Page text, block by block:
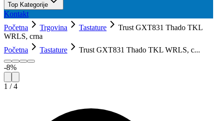
Top Kategorije
Kontakt
Početna
Trgovina Tastature
Trust GXT831 Thado TKL
WRLS, crna
Početna
Tastature Trust GXT831 Thado TKL WRLS, c...
-8%
1 /4